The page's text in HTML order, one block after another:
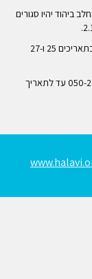
ביהוד יהיו סגורים
המעבדה בקיסריה (מאל"ה) תהיה פתוחה בחוה"מ סוכות בתאריכים 25 ו-27
במקרים דחופים ניתן לפנות לד"ר שמוליק פרידמן 050-2857311 עד לתאריך